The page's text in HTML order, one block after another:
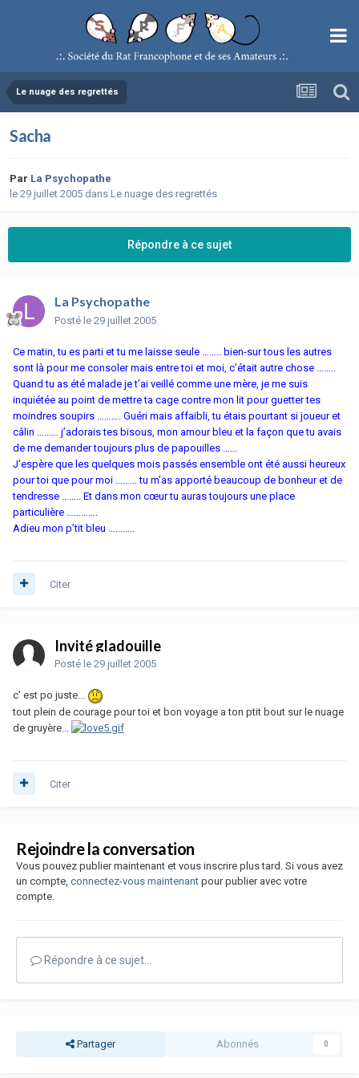
Le nuage des regrettés
Sacha
Par La Psychopathe
le 29 juillet 2005 dans Le nuage des regrettés
Répondre à ce sujet
La Psychopathe
Posté le 29 juillet 2005
Ce matin, tu es parti et tu me laisse seule …….. bien-sur tous les autres
sont là pour me consoler mais entre toi et moi, c’était autre chose ……..
Quand tu as été malade je t’ai veillé comme une mère, je me suis
inquiétée au point de mettre ta cage contre mon lit pour guetter tes
moindres soupirs ………. Guéri mais affaibli, tu étais pourtant si joueur et
câlin ……… j’adorais tes bisous, mon amour bleu et la façon que tu avais
de me demander toujours plus de papouilles ……
J’espère que les quelques mois passés ensemble ont été aussi heureux
pour toi que pour moi ……… tu m’as apporté beaucoup de bonheur et de
tendresse …….. Et dans mon cœur tu auras toujours une place
particulière ………….
Adieu mon p’tit bleu ………..
Citer
Invité gladouille
Posté le 29 juillet 2005
c' est po juste...
tout plein de courage pour toi et bon voyage a ton ptit bout sur le nuage
de gruyère...
Citer
Rejoindre la conversation
Vous pouvez publier maintenant et vous inscrire plus tard. Si vous avez
un compte, connectez-vous maintenant pour publier avec votre
compte.
Répondre à ce sujet…
Partager Abonnés 0